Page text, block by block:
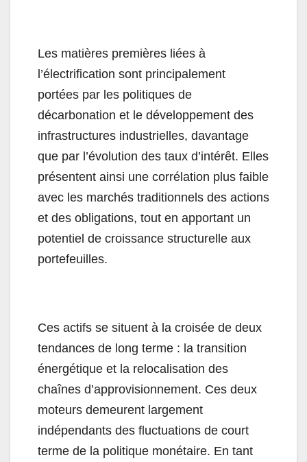
Les matières premières liées à
l’électrification sont principalement
portées par les politiques de
décarbonation et le développement des
infrastructures industrielles, davantage
que par l’évolution des taux d’intérêt. Elles
présentent ainsi une corrélation plus faible
avec les marchés traditionnels des actions
et des obligations, tout en apportant un
potentiel de croissance structurelle aux
portefeuilles.
Ces actifs se situent à la croisée de deux
tendances de long terme : la transition
énergétique et la relocalisation des
chaînes d’approvisionnement. Ces deux
moteurs demeurent largement
indépendants des fluctuations de court
terme de la politique monétaire. En tant